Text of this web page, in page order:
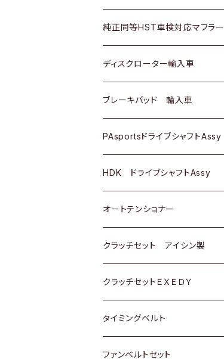
スバル
三菱
スバル
ダイハツ
マツダ
三菱
スバル
ＢＥＮＺ
ダイハツ
マツダ
三菱
スバル
いすゞ
ダイハツ
マツダ
三菱
スバル
スズキ
日産
ダイハツ
マツダ
三菱
スバル
ホンダ
スズキ
日産
ダイハツ
マツダ
三菱
スバル
ホンダ
スズキ
日産
ダイハツ
マツダ
三菱
スバル
純正同等HST車検対応マフラー
トヨタ
ホンダ
スズキ
日産
いすゞ
ダイハツ
マツダ
三菱
スバル
ディスクローター輸入車
ＡＵＤＩ
ＢＥＮＺ
ＢＭＷ
GOLF
ＷＡＧＥＮ
アストロ（シボレー）
クライスラー
ブレーキパッド 輸入車
ＢＥＮＺ
ＢＭＷ
ＷＡＧＥＮ
ＶＯＬＶＯ
PAsportsドライブシャフトAssy
トヨタ
ホンダ
スズキ
日産
ダイハツ
マツダ
HDK ドライブシャフトAssy
スズキ
ダイハツ
日産
ホンダ
マツダ
オートテンショナー
トヨタ
クラッチセット アイシン製
ホンダ
スズキ
ダイハツ
クラッチセットＥＸＥＤＹ
ホンダ
スズキ
タイミングベルト
トヨタ
ファンベルトセット